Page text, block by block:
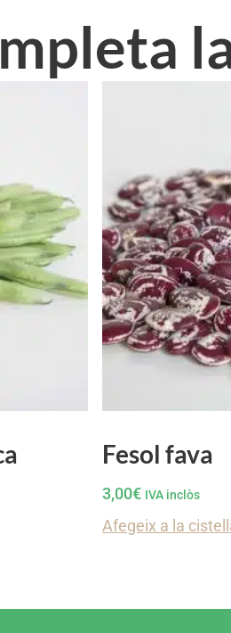
Fesol fava
3,00€ IVA inclòs
Afegeix a la